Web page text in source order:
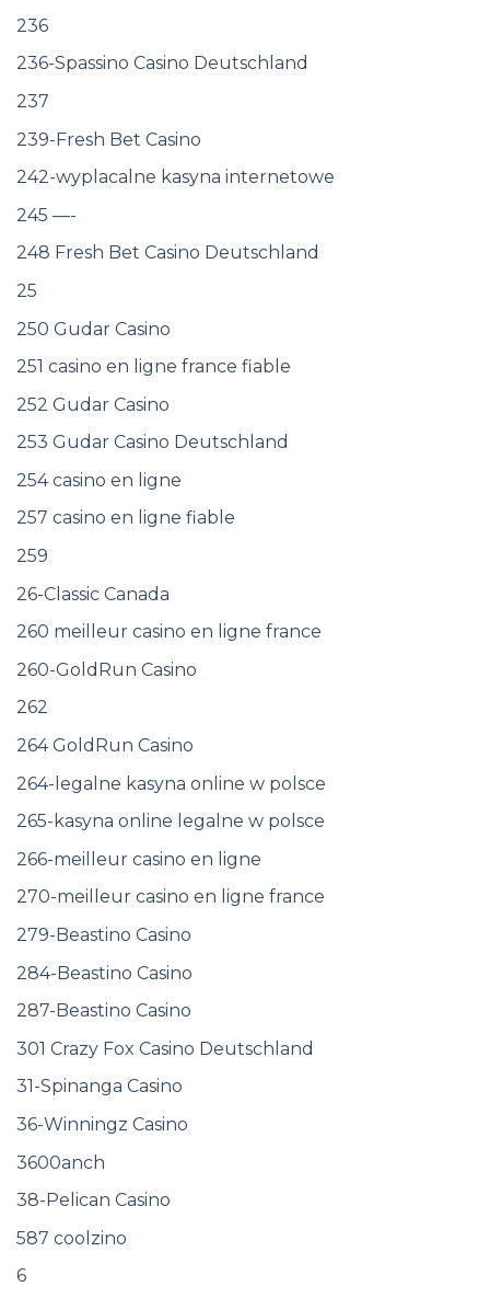
236
236-Spassino Casino Deutschland
237
239-Fresh Bet Casino
242-wyplacalne kasyna internetowe
245 —-
248 Fresh Bet Casino Deutschland
25
250 Gudar Casino
251 casino en ligne france fiable
252 Gudar Casino
253 Gudar Casino Deutschland
254 casino en ligne
257 casino en ligne fiable
259
26-Classic Canada
260 meilleur casino en ligne france
260-GoldRun Casino
262
264 GoldRun Casino
264-legalne kasyna online w polsce
265-kasyna online legalne w polsce
266-meilleur casino en ligne
270-meilleur casino en ligne france
279-Beastino Casino
284-Beastino Casino
287-Beastino Casino
301 Crazy Fox Casino Deutschland
31-Spinanga Casino
36-Winningz Casino
3600anch
38-Pelican Casino
587 coolzino
6